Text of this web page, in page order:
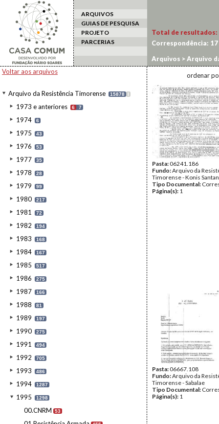
ARQUIVOS
GUIAS DE PESQUISA
PROJETO
PARCERIAS
Voltar aos arquivos
Arquivo da Resistência Timorense 15878 I
1973 e anteriores 6 7
1974 6
1975 43
1976 53
1977 35
1978 28
1979 99
1980 217
1981 72
1982 194
1983 168
1984 167
1985 517
1986 275
1987 166
1988 81
1989 197
1990 275
1991 494
1992 705
1993 486
1994 1287
1995 1298
00.CNRM 53
Total de resultados:
Correspondência: 17
Arquivos >Arquivo
ordenar
Pasta:06241.186
Fundo:Arquivo da
Timorense - Konis
Tipo Documental:
Página(s): 1
Pasta:06667.108
Fundo:Arquivo da
Timorense - Sabalae
Tipo Documental:
Página(s): 1